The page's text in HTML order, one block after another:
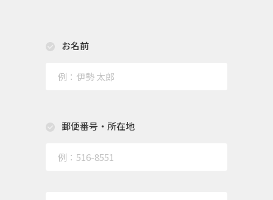
お名前
郵便番号・所在地